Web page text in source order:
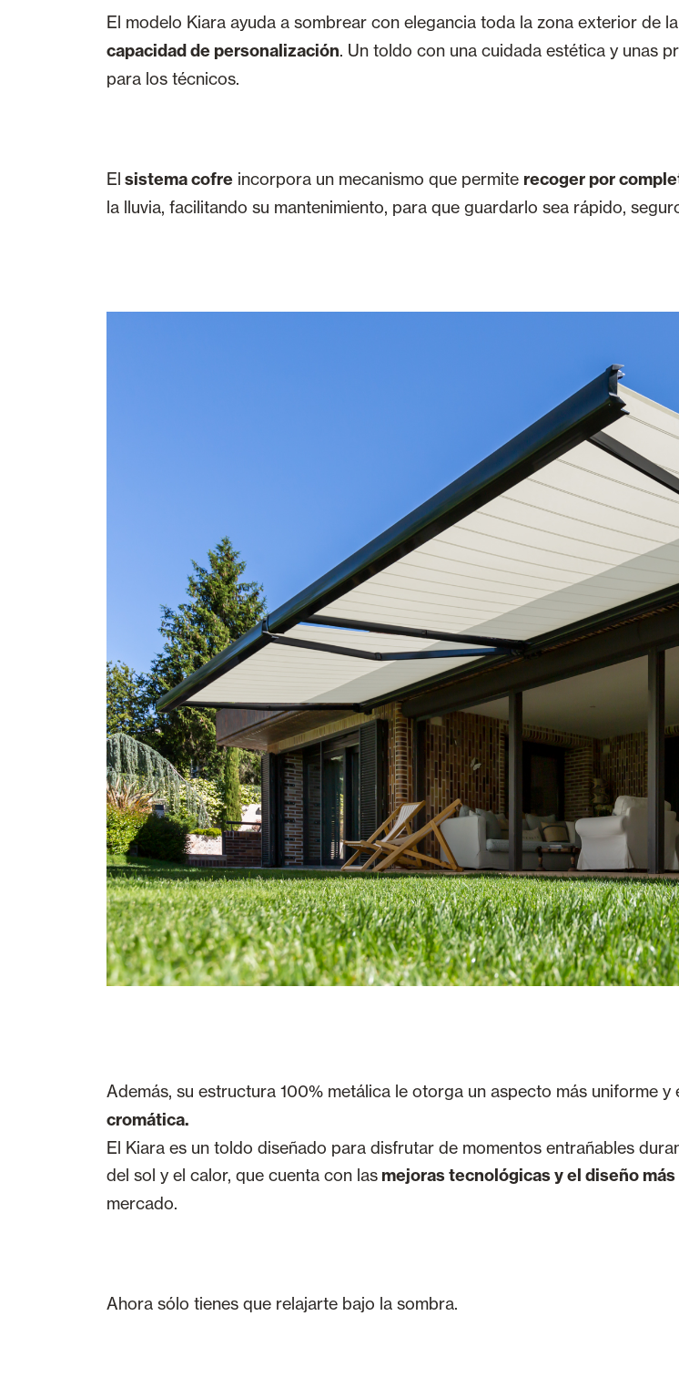
El modelo Kiara ayuda a sombrear con elegancia toda la zona exterior de
capacidad de personalización. Un toldo con una cuidada estética y unas
para los técnicos.
El sistema cofre incorpora un mecanismo que permite recoger por
la lluvia, facilitando su mantenimiento, para que guardarlo sea rápido,
Además, su estructura 100% metálica le otorga un aspecto más uniforme
cromática.
El Kiara es un toldo diseñado para disfrutar de momentos entrañables
del sol y el calor, que cuenta con las mejoras tecnológicas y el diseño
mercado.
Ahora sólo tienes que relajarte bajo la sombra.